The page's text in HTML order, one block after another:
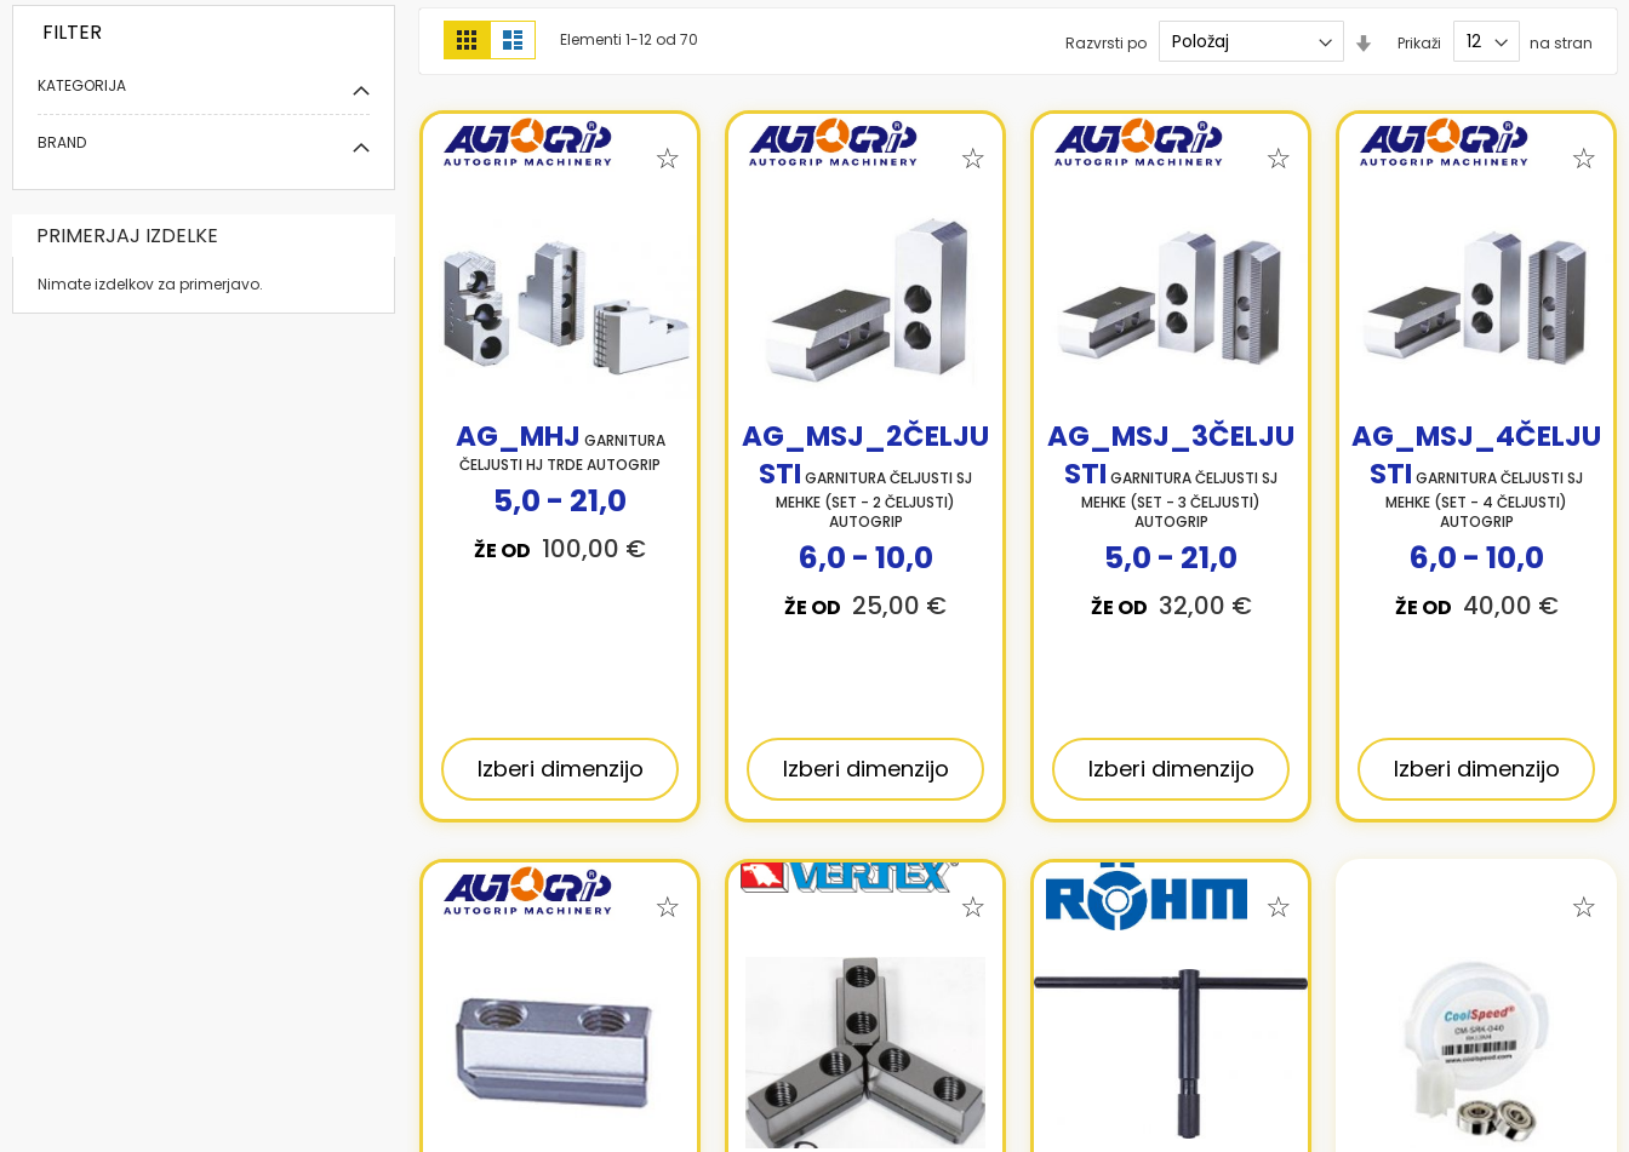
Prikaži
kot
MrežaSeznamElementi 1-12 od 70 Prikaži na stran
Razvrsti po
Nastavi
AG_MHJ GARNITURA
ČELJUSTI HJ TRDE AUTOGRIP
ŽE OD 100,00 €
5,0 - 21,0
Izberi dimenzijo
AG_MSJ_2ČELJU
STI GARNITURA ČELJUSTI SJ
MEHKE (SET - 2 ČELJUSTI)
AUTOGRIP
ŽE OD 25,00 €
6,0 - 10,0
Izberi dimenzijo
AG_MSJ_3ČELJU
STI GARNITURA ČELJUSTI SJ
MEHKE (SET - 3 ČELJUSTI)
AUTOGRIP
ŽE OD 32,00 €
5,0 - 21,0
Izberi dimenzijo
AG_MSJ_4ČELJU
STI GARNITURA ČELJUSTI SJ
MEHKE (SET - 4 ČELJUSTI)
AUTOGRIP
ŽE OD 40,00 €
6,0 - 10,0
Izberi dimenzijo
FILTER
KATEGORIJA
BRAND
PRIMERJAJ IZDELKE
Nimate izdelkov za primerjavo.